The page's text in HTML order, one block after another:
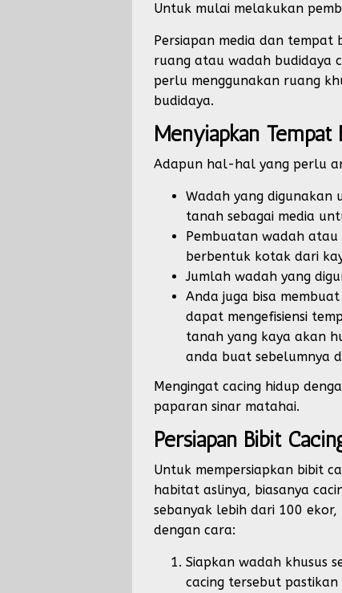
Untuk mulai melakukan
Persiapan media dan tempat
ruang atau wadah budidaya
perlu menggunakan ruang
budidaya.
Menyiapkan Tempat
Adapun hal-hal yang perlu
Wadah yang digunakan
tanah sebagai media
Pembuatan wadah
berbentuk kotak dari
Jumlah wadah yang
Anda juga bisa
dapat mengefisiensi
tanah yang kaya akan
anda buat sebelumnya
Mengingat cacing hidup
paparan sinar matahai.
Persiapan Bibit
Untuk mempersiapkan bibit
habitat aslinya, biasanya
sebanyak lebih dari 100
dengan cara:
Siapkan wadah khusus
cacing tersebut